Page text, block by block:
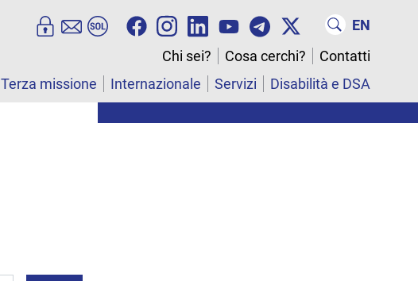
EN
Chi sei?
Cosa cerchi?
Contatti
Terza missione Internazionale Servizi Disabilità e DSA